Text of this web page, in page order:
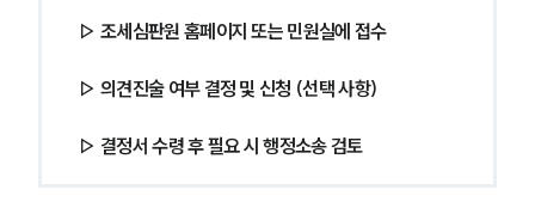
▷ 조세심판원 홈페이지 또는 민원실에 접수
▷ 의견진술 여부 결정 및 신청 (선택 사항)
▷ 결정서 수령 후 필요 시 행정소송 검토